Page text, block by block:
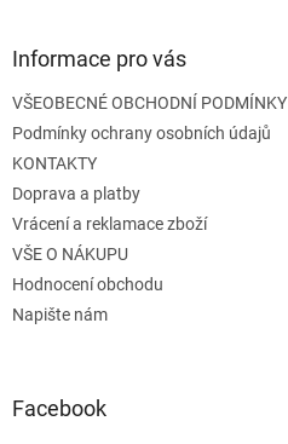
Informace pro vás
VŠEOBECNÉ OBCHODNÍ PODMÍNKY
Podmínky ochrany osobních údajů
KONTAKTY
Doprava a platby
Vrácení a reklamace zboží
VŠE O NÁKUPU
Hodnocení obchodu
Napište nám
Facebook